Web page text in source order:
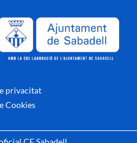
privacitat
Cookies